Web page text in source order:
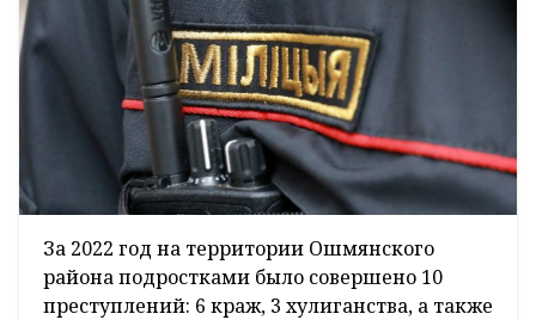
За 2022 год на территории Ошмянского
района подростками было совершено 10
преступлений: 6 краж, 3 хулиганства, а также